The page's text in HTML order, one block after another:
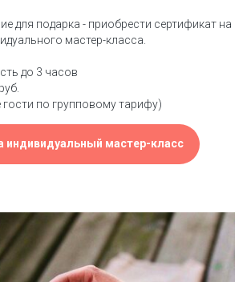
для подарка - приобрести сертификат на
мастер-класса.
до 3 часов
по групповому тарифу)
индивидуальный мастер-класс